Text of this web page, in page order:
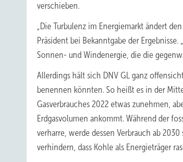
verschieben.
„Die Turbulenz im Energiemarkt ändert
Präsident bei Bekanntgabe der
Sonnen- und Windenergie, die die
Allerdings hält sich DNV GL ganz
benennen könnten. So heißt es in der
Gasverbrauches 2022 etwas zunehmen,
Erdgasvolumen ankommt. Während der
verharre, werde dessen Verbrauch ab
verhindern, dass Kohle als Energieträger